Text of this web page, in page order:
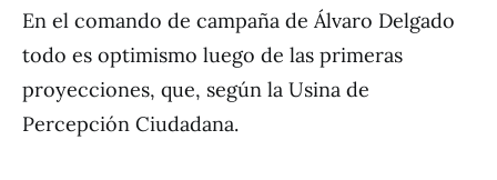
En el comando de campaña de Álvaro Delgado
todo es optimismo luego de las primeras
proyecciones, que, según la Usina de
Percepción Ciudadana.